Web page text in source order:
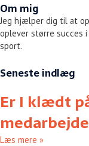
Om mig
Jeg hjælper dig til at
oplever større succes i
sport.
Seneste indlæg
Er I klædt
Læs mere »